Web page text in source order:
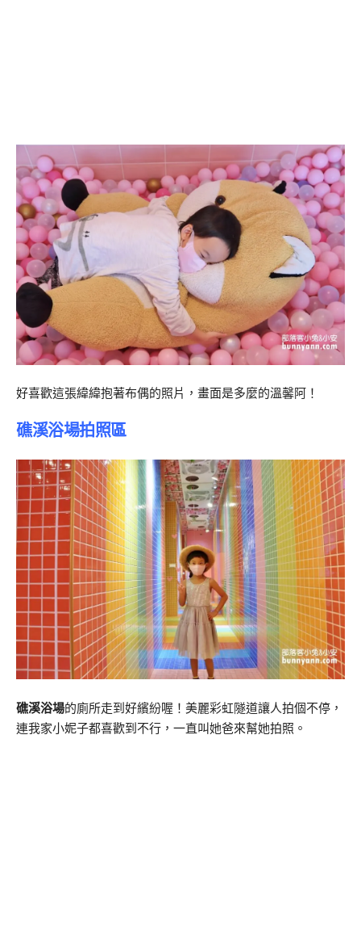
好喜歡這張緯緯抱著布偶的照片，畫面是多麼的溫馨阿！
礁溪浴場拍照區
礁溪浴場的廁所走到好繽紛喔！美麗彩虹隧道讓人拍個不停，
連我家小妮子都喜歡到不行，一直叫她爸來幫她拍照。